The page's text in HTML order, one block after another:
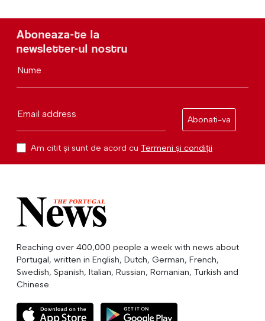
Aboneaza-te la
newsletter-ul nostru
Nume
Email address
Abonati-va
Am citit și sunt de acord cu Termeni și condiții
Reaching over 400,000 people a week with news about
Portugal, written in English, Dutch, German, French,
Swedish, Spanish, Italian, Russian, Romanian, Turkish and
Chinese.